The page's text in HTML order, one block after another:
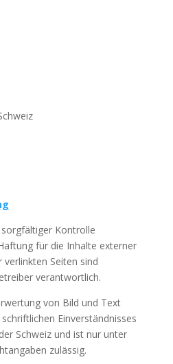
Kontrolle
für die Inhalte externer
verlinkten Seiten sind
verantwortlich.
von Bild und Text
Einverständnisses
Schweiz und ist nur unter
zulässig.